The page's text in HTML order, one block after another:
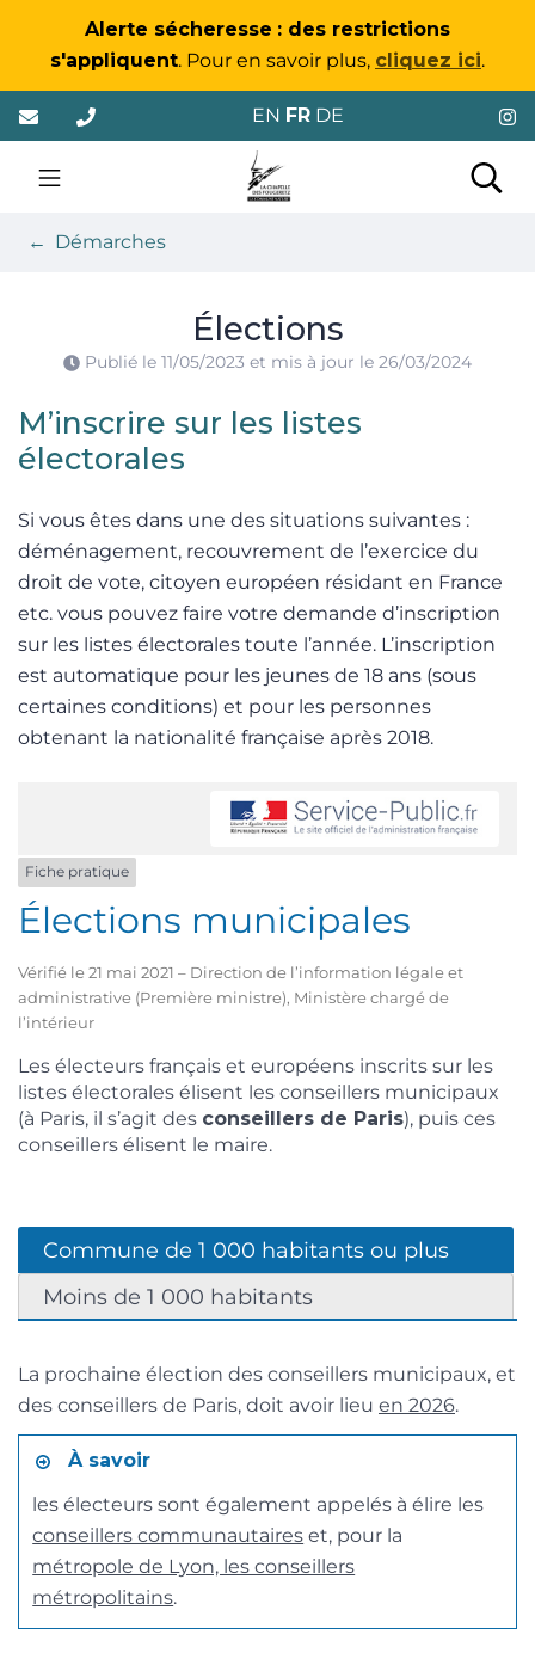
Alerte sécheresse : des restrictions
s'appliquent. Pour en savoir plus, cliquez ici.
Aller
au
contenu
EN FR DE
La Chapelle-des-
Démarches
Élections
Publié le 11/05/2023 et mis à jour le 26/03/2024
M’inscrire sur les listes
électorales
Si vous êtes dans une des situations suivantes :
déménagement, recouvrement de l’exercice du
droit de vote, citoyen européen résidant en France
etc. vous pouvez faire votre demande d’inscription
sur les listes électorales toute l’année. L’inscription
est automatique pour les jeunes de 18 ans (sous
certaines conditions) et pour les personnes
obtenant la nationalité française après 2018.
Fiche pratique
Élections municipales
Vérifié le 21 mai 2021 – Direction de l’information légale et
administrative (Première ministre), Ministère chargé de
l’intérieur
Les électeurs français et européens inscrits sur les
listes électorales élisent les conseillers municipaux
(à Paris, il s’agit des conseillers de Paris), puis ces
conseillers élisent le maire.
Commune de 1 000 habitants ou plus
Moins de 1 000 habitants
La prochaine élection des conseillers municipaux, et
des conseillers de Paris, doit avoir lieu en 2026.
À savoir
les électeurs sont également appelés à élire les
conseillers communautaires et, pour la
métropole de Lyon, les conseillers
métropolitains.